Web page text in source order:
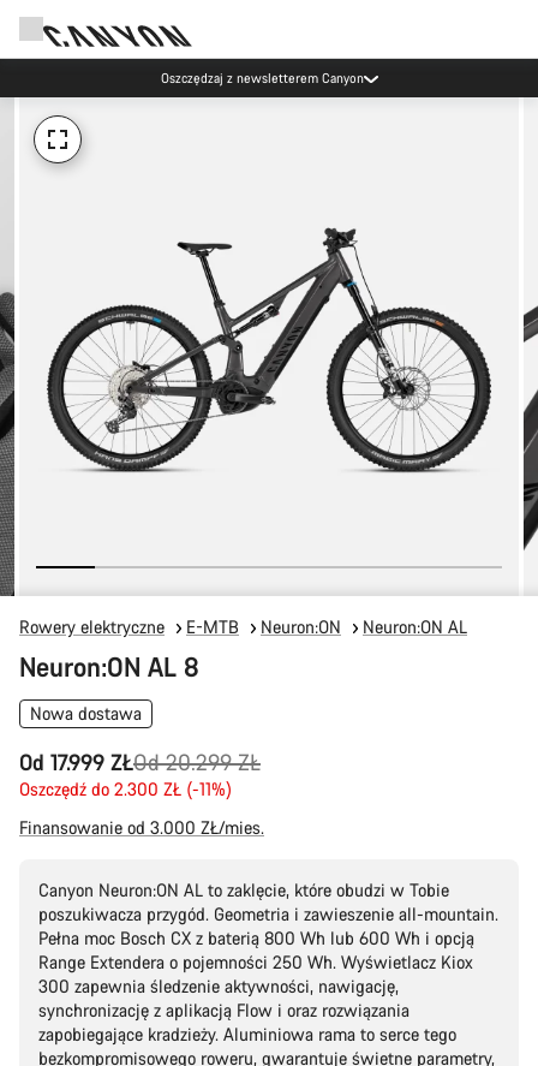
Oszczędzaj z newsletterem Canyon
Rowery elektryczne E-MTB Neuron:ON Neuron:ON AL
Neuron:ON AL 8
Nowa dostawa
Od 17.999 ZŁ
Oryginalna
cena
Od 20.299 ZŁ
Oszczędź do 2.300 ZŁ (-11%)
Finansowanie od 3.000 ZŁ/mies.
Canyon Neuron:ON AL to zaklęcie, które obudzi w Tobie
poszukiwacza przygód. Geometria i zawieszenie all-mountain.
Pełna moc Bosch CX z baterią 800 Wh lub 600 Wh i opcją
Range Extendera o pojemności 250 Wh. Wyświetlacz Kiox
300 zapewnia śledzenie aktywności, nawigację,
synchronizację z aplikacją Flow i oraz rozwiązania
zapobiegające kradzieży. Aluminiowa rama to serce tego
bezkompromisowego roweru, gwarantuje świetne parametry,